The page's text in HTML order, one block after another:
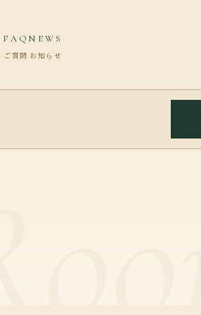
FAQ
ご質問
NEWS
お知らせ